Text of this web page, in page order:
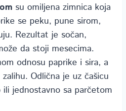
su omiljena zimnica koja
se peku, pune sirom,
Rezultat je sočan,
da stoji mesecima.
odnosu paprike i sira, a
Odlična je uz čašicu
jednostavno sa parčetom